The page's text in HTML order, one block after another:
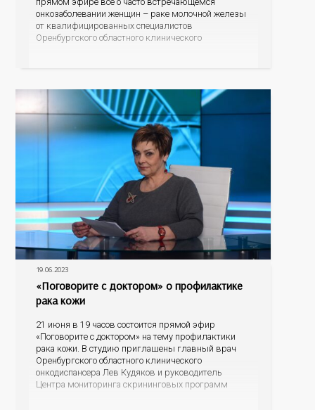
онкозаболевании женщин – раке молочной железы
от квалифицированных специалистов
Оренбургского областного клинического
группе риска, по каким
19.06.2023
«Поговорите с доктором» о профилактике
рака кожи
21 июня в 19 часов состоится прямой эфир
«Поговорите с доктором» на тему профилактики
рака кожи. В студию приглашены главный врач
Оренбургского областного клинического
онкодиспансера Лев Кудяков и руководитель
Центра мониторинга скрининговых программ